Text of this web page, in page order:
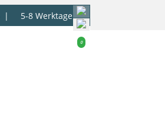
| 5-8 Werktage
0